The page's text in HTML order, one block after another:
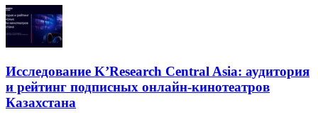
Исследование K’Research Central Asia: аудитория
и рейтинг подписных онлайн-кинотеатров
Казахстана